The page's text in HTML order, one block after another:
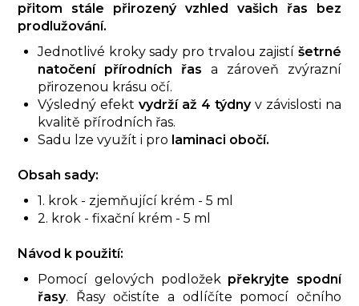
přitom stále přirozený vzhled vašich řas bez
prodlužování.
Jednotlivé kroky sady pro trvalou zajistí šetrné
natočení přírodních řas a zároveň zvýrazní
přirozenou krásu očí.
Výsledný efekt vydrží až 4 týdnyv závislosti na
kvalitě přírodních řas.
Sadu lze využít i pro laminaci obočí.
Obsah sady:
1. krok - zjemňující krém - 5 ml
2. krok - fixační krém - 5 ml
Návod k použití:
Pomocí gelových podložek překryjte spodní
řasy. Řasy očistíte a odlíčíte pomocí očního